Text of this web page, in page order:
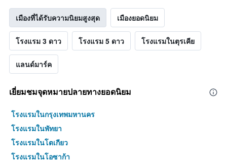
เมืองที่ได้รับความนิยมสูงสุด เมืองยอดนิยม
โรงแรม 3 ดาว โรงแรม 5 ดาว โรงแรมในตุรเคีย
แลนด์มาร์ค
เยี่ยมชมจุดหมายปลายทางยอดนิยม
โรงแรมในกรุงเทพมหานคร
โรงแรมในพัทยา
โรงแรมในโตเกียว
โรงแรมในโอซาก้า